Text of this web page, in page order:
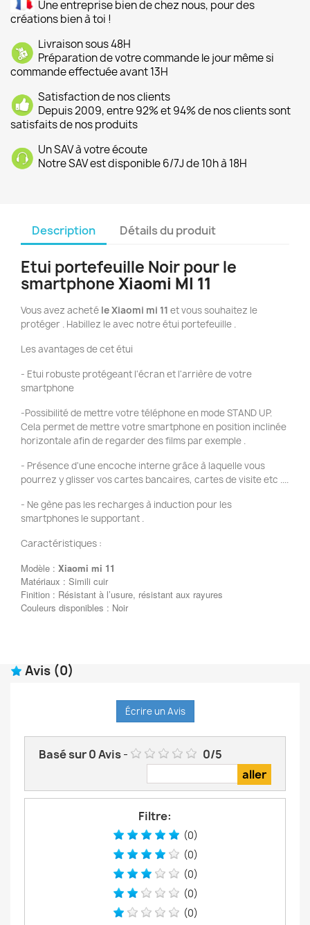
Une entreprise bien de chez nous, pour des
créations bien à toi !
Livraison sous 48H
Préparation de votre commande le jour même si
commande effectuée avant 13H
Satisfaction de nos clients
Depuis 2009, entre 92% et 94% de nos clients sont
satisfaits de nos produits
Un SAV à votre écoute
Notre SAV est disponible 6/7J de 10h à 18H
Description Détails du produit
Etui portefeuille Noir pour le
smartphone Xiaomi MI 11
Vous avez acheté le Xiaomi mi 11 et vous souhaitez le
protéger . Habillez le avec notre étui portefeuille .
Les avantages de cet étui
- Etui robuste protégeant l'écran et l'arrière de votre
smartphone
-Possibilité de mettre votre téléphone en mode STAND UP.
Cela permet de mettre votre smartphone en position inclinée
horizontale afin de regarder des films par exemple .
- Présence d'une encoche interne grâce à laquelle vous
pourrez y glisser vos cartes bancaires, cartes de visite etc ....
- Ne gène pas les recharges à induction pour les
smartphones le supportant .
Caractéristiques :
Modèle : Xiaomi mi 11
Matériaux : Simili cuir
Finition : Résistant à l’usure, résistant aux rayures
Couleurs disponibles : Noir
Avis (0)
Écrire un Avis
Basé sur0Avis- 0/5
Filtre:
(0)
(0)
(0)
(0)
(0)